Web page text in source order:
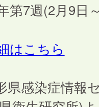
第7週(2月9日
はこちら
県感染症情報